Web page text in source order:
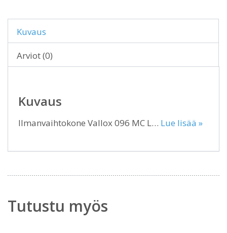
Kuvaus
Arviot (0)
Kuvaus
Ilmanvaihtokone Vallox 096 MC L… Lue lisää »
Tutustu myös